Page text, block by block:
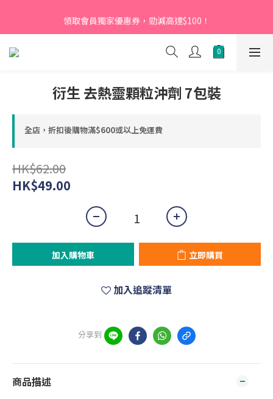
「NEW95」即可享95折
領取會員獨家優惠券，勁減高達$100！
【新會員】即日起至2026月12月31日，首次下單輸入優惠碼
「NEW95」即可享95折
衍生 去熱靈顆粒沖劑 7包裝
全店，折扣後購物滿$600或以上免運費
HK$62.00
HK$49.00
加入購物車 立即購買
加入追蹤清單
分享到
商品描述